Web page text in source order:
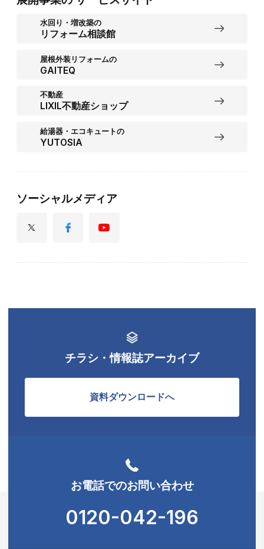
水回り・増改築の
リフォーム相談館
屋根外装リフォームの
GAITEQ
不動産
LIXIL不動産ショップ
給湯器・エコキュートの
YUTOSIA
ソーシャルメディア
チラシ・情報誌アーカイブ
資料ダウンロードへ
お電話でのお問い合わせ
0120-042-196